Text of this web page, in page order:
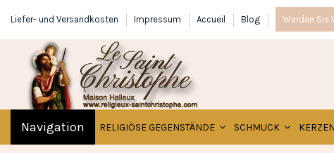
Liefer- und Versandkosten Impressum Accueil Blog Werden Sie
Navigation RELIGIÖSE GEGENSTÄNDE SCHMUCK KERZEN